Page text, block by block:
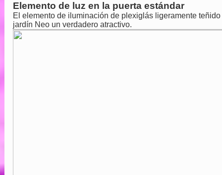
Elemento de luz en la puerta estándar
El elemento de iluminación de plexiglás ligeramente
jardín Neo un verdadero atractivo.